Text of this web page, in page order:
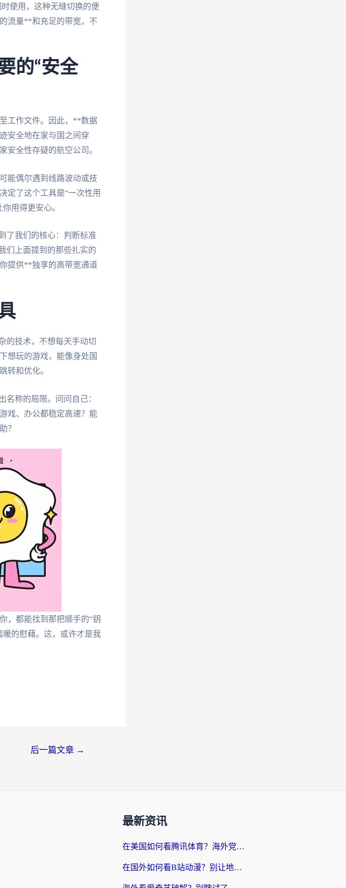
使用，这种无缝切换的便
流量**和充足的带宽，不
的“安全
工作文件。因此，**数据
安全地在家与国之间穿
安全性存疑的航空公司。
能偶尔遇到线路波动或技
定了这个工具是“一次性用
用得更安心。
了我们的核心：判断标准
们上面提到的那些扎实的
提供**独享的高带宽通道
的技术，不想每天手动切
想玩的游戏，能像身处国
转和优化。
名称的局限。问问自己：
戏、办公都稳定高速？能
？
，都能找到那把顺手的“钥
的慰藉。这，或许才是我
后一篇文章 →
最新资讯
在美国如何看腾讯体育？海外党解锁NBA欧洲杯直播的终极攻略
在国外如何看B站动漫？别让地区限制打断你的追番节奏